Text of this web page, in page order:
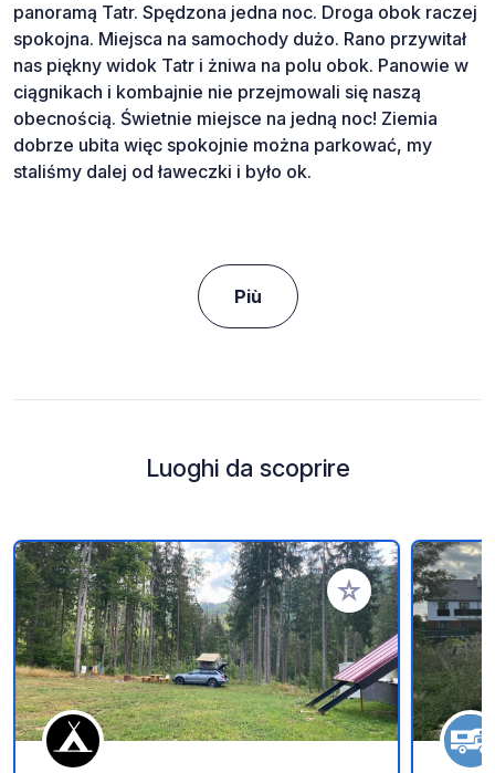
panoramą Tatr. Spędzona jedna noc. Droga obok raczej
spokojna. Miejsca na samochody dużo. Rano przywitał
nas piękny widok Tatr i żniwa na polu obok. Panowie w
ciągnikach i kombajnie nie przejmowali się naszą
obecnością. Świetnie miejsce na jedną noc! Ziemia
dobrze ubita więc spokojnie można parkować, my
staliśmy dalej od ławeczki i było ok.
Più
Luoghi da scoprire
Aggiungi ai tuoi